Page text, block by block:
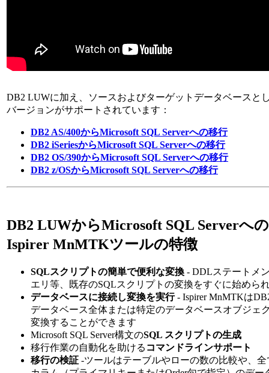
DB2 LUWに加え、ソースおよびターゲットデータベースと
バージョンがサポートされています：
DB2 AS/400からMicrosoft SQL Serverへの移行
DB2 iSeriesからMicrosoft SQL Serverへの移行
DB2 OS/390からMicrosoft SQL Serverへの移行
DB2 z/OSからMicrosoft SQL Serverへの移行
DB2 LUWからMicrosoft SQL Serverへ
Ispirer MnMTKツールの特徴
SQLスクリプトの簡単で便利な変換 - DDLステートメ
エリ等、既存のSQLスクリプトの変換をすぐに始めら
データベースに接続し変換を実行- Ispirer MnMTKは
データベース全体または特定のデータベースオブジェ
変換することができます
Microsoft SQL Server構文のSQL スクリプトの生成
移行作業の自動化を助ける コマンドラインサポート
移行の検証 -ツールはテーブルやローの数の比較や、